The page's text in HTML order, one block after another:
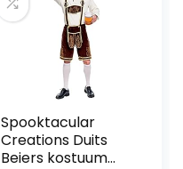
Spooktacular
Creations Duits
Beiers kostuum